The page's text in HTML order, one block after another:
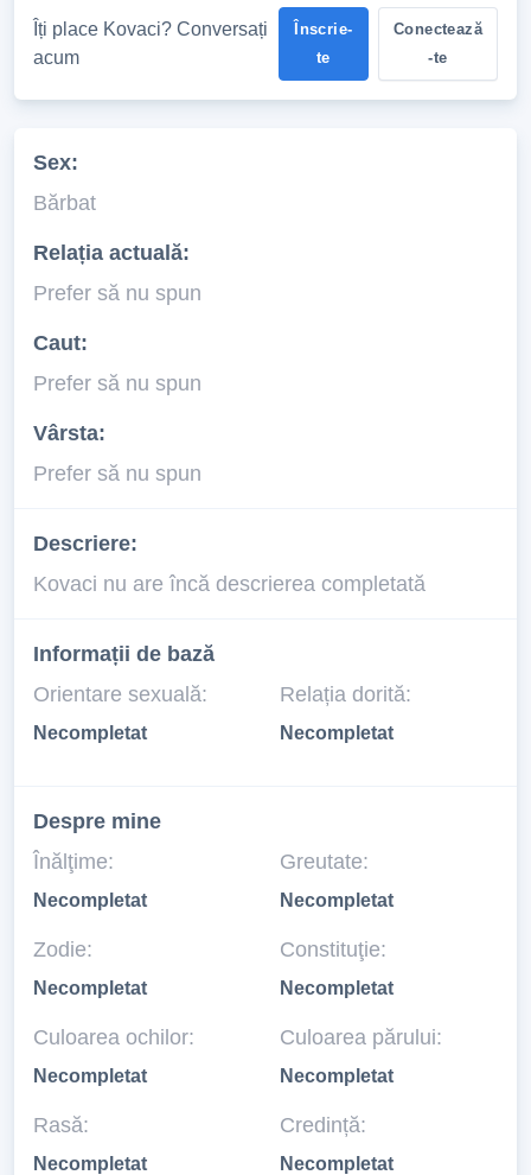
Îți place Kovaci? Conversați
acum
Înscrie-
te
Conectează
-te
Sex:
Bărbat
Relația actuală:
Prefer să nu spun
Caut:
Prefer să nu spun
Vârsta:
Prefer să nu spun
Descriere:
Kovaci nu are încă descrierea completată
Informații de bază
Orientare sexuală:
Necompletat
Relația dorită:
Necompletat
Despre mine
Înălţime:
Necompletat
Greutate:
Necompletat
Zodie:
Necompletat
Constituţie:
Necompletat
Culoarea ochilor:
Necompletat
Culoarea părului:
Necompletat
Rasă:
Necompletat
Credință:
Necompletat